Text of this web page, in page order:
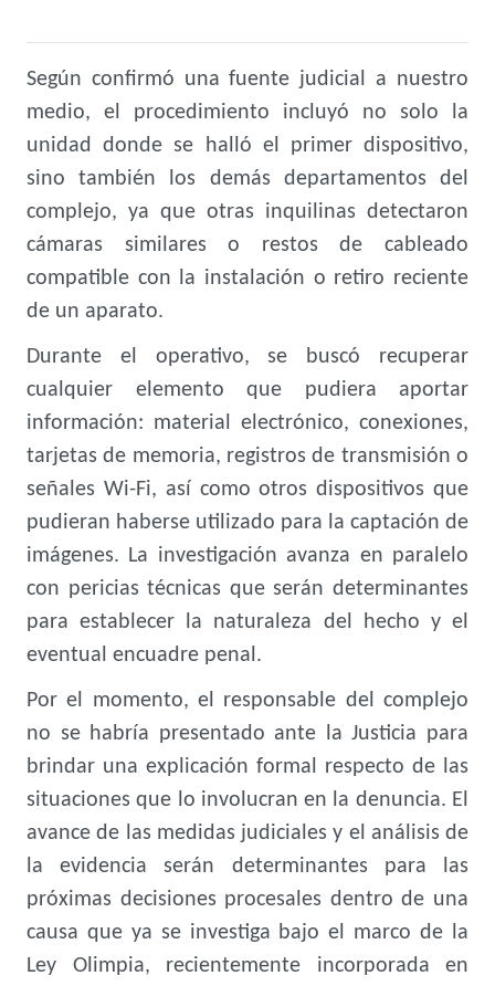
Según confirmó una fuente judicial a nuestro
medio, el procedimiento incluyó no solo la
unidad donde se halló el primer dispositivo,
sino también los demás departamentos del
complejo, ya que otras inquilinas detectaron
cámaras similares o restos de cableado
compatible con la instalación o retiro reciente
de un aparato.
Durante el operativo, se buscó recuperar
cualquier elemento que pudiera aportar
información: material electrónico, conexiones,
tarjetas de memoria, registros de transmisión o
señales Wi-Fi, así como otros dispositivos que
pudieran haberse utilizado para la captación de
imágenes. La investigación avanza en paralelo
con pericias técnicas que serán determinantes
para establecer la naturaleza del hecho y el
eventual encuadre penal.
Por el momento, el responsable del complejo
no se habría presentado ante la Justicia para
brindar una explicación formal respecto de las
situaciones que lo involucran en la denuncia. El
avance de las medidas judiciales y el análisis de
la evidencia serán determinantes para las
próximas decisiones procesales dentro de una
causa que ya se investiga bajo el marco de la
Ley Olimpia, recientemente incorporada en